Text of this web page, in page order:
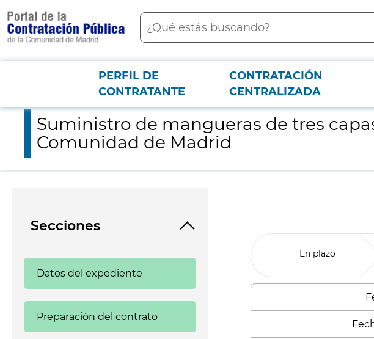
contenido
principal
Buscar
Menú PCON
PERFIL DE
CONTRATANTE
CONTRATACIÓN
CENTRALIZADA
Suministro de mangueras de tres capas con destino al Cuerpo de Bomberos de la
Suministro de mangueras de tres
Comunidad de Madrid
Secciones
Datos del expediente
Preparación del contrato
En plazo